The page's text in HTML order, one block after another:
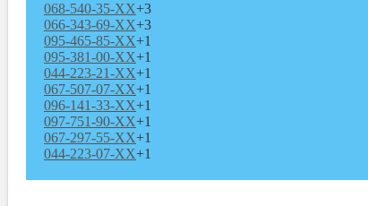
068-540-35-XX+3
066-343-69-XX+3
095-465-85-XX+1
095-381-00-XX+1
044-223-21-XX+1
067-507-07-XX+1
096-141-33-XX+1
097-751-90-XX+1
067-297-55-XX+1
044-223-07-XX+1